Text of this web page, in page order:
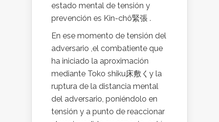
estado mental de tensión y
prevención es Kin-chô緊張 .
En ese momento de tensión del
adversario ,el combatiente que
ha iniciado la aproximación
mediante Toko shiku床敷くy la
ruptura de la distancia mental
del adversario, poniéndolo en
tensión y a punto de reaccionar